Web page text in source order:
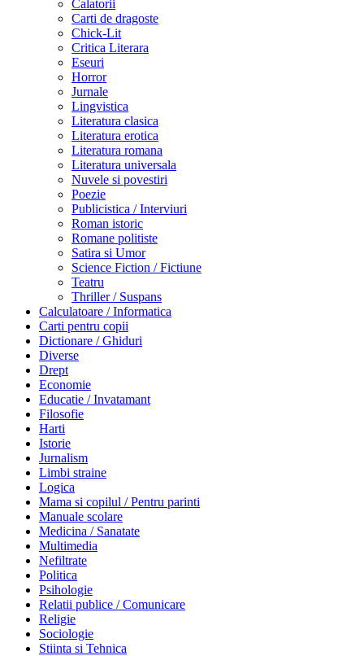
Calatorii
Carti de dragoste
Chick-Lit
Critica Literara
Eseuri
Horror
Jurnale
Lingvistica
Literatura clasica
Literatura erotica
Literatura romana
Literatura universala
Nuvele si povestiri
Poezie
Publicistica / Interviuri
Roman istoric
Romane politiste
Satira si Umor
Science Fiction / Fictiune
Teatru
Thriller / Suspans
Calculatoare / Informatica
Carti pentru copii
Dictionare / Ghiduri
Diverse
Drept
Economie
Educatie / Invatamant
Filosofie
Harti
Istorie
Jurnalism
Limbi straine
Logica
Mama si copilul / Pentru parinti
Manuale scolare
Medicina / Sanatate
Multimedia
Nefiltrate
Politica
Psihologie
Relatii publice / Comunicare
Religie
Sociologie
Stiinta si Tehnica